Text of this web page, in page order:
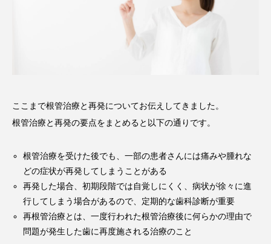
ここまで根管治療と再発についてお伝えしてきました。
根管治療と再発の要点をまとめると以下の通りです。
根管治療を受けた後でも、一部の患者さんには痛みや腫れな
どの症状が再発してしまうことがある
再発した場合、初期段階では自覚しにくく、病状が徐々に進
行してしまう場合があるので、定期的な歯科診断が重要
再根管治療とは、一度行われた根管治療後に何らかの理由で
問題が発生した歯に再度施される治療のこと